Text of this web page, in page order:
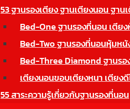
53 ฐานรองเตียง ฐานเตียงนอน ฐาน
Bed-One ฐานรองที่นอน เตีย
Bed-Two ฐานรองที่นอนหุ้มห
Bed-Three Diamond ฐานร
เตียงนอนขอบเตียงหนา เตียง
55 สาระความรู้เกี่ยวกับฐานรองที่นอน